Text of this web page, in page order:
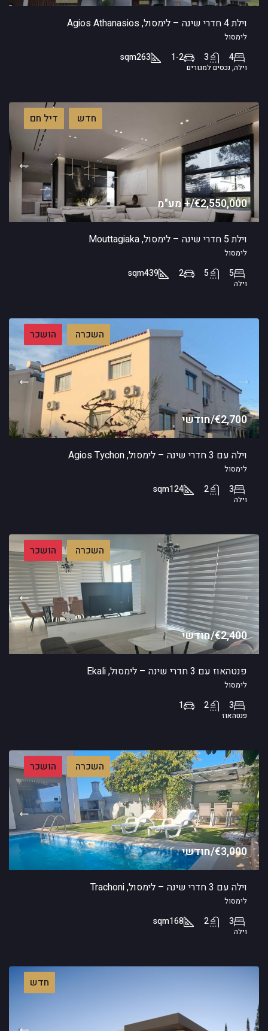
וילת 4 חדרי שינה – לימסול, Agios Athanasios
לימסול
4
3
1-2
263
sqm
וילה, נכסים למגורים
חדש דיל חם
€2,550,000/+ מע"מ
וילת 5 חדרי שינה – לימסול, Mouttagiaka
לימסול
5
5
2
439
sqm
וילה
השכרה הושכר
€2,700/חודשי
וילה עם 3 חדרי שינה – לימסול, Agios Tychon
לימסול
3
2
124
sqm
וילה
השכרה הושכר
€2,400/חודשי
פנטהאוז עם 3 חדרי שינה – לימסול, Ekali
לימסול
3
2
1
פנטהאוז
השכרה הושכר
€3,000/חודשי
וילה עם 3 חדרי שינה – לימסול, Trachoni
לימסול
3
2
168
sqm
וילה
חדש